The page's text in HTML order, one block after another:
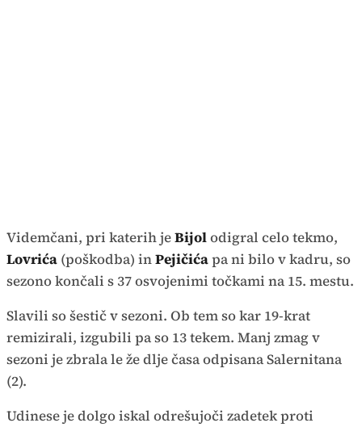
Videmčani, pri katerih jeBijolodigral celo tekmo,
Lovrića (poškodba) inPejičićapa ni bilo v kadru, so
sezono končali s 37 osvojenimi točkami na 15. mestu.
Slavili so šestič v sezoni. Ob tem so kar 19-krat
remizirali, izgubili pa so 13 tekem. Manj zmag v
sezoni je zbrala le že dlje časa odpisana Salernitana
(2).
Udinese je dolgo iskal odrešujoči zadetek proti